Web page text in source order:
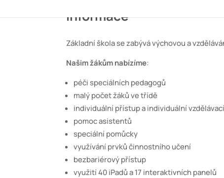
Informace
Základní škola se zabývá výchovou a
Našim žákům nabízíme:
péči speciálních pedagogů
malý počet žáků ve třídě
individuální přístup a individuální
pomoc asistentů
speciální pomůcky
využívání prvků činnostního učení
bezbariérový přístup
využití 40 iPadů a 17 interaktivních panelů